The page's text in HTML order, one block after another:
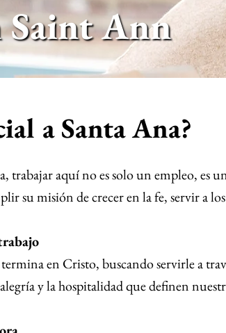
Saint Ann
a Santa Ana?
trabajar aquí no es solo un empleo,
su misión de crecer en la fe, servir a
en Cristo, buscando servirle a
y la hospitalidad que definen